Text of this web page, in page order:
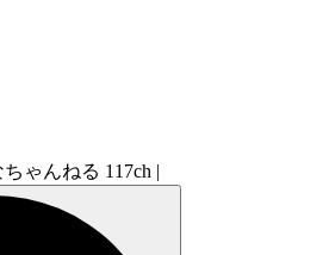
ゃんねる 117ch |